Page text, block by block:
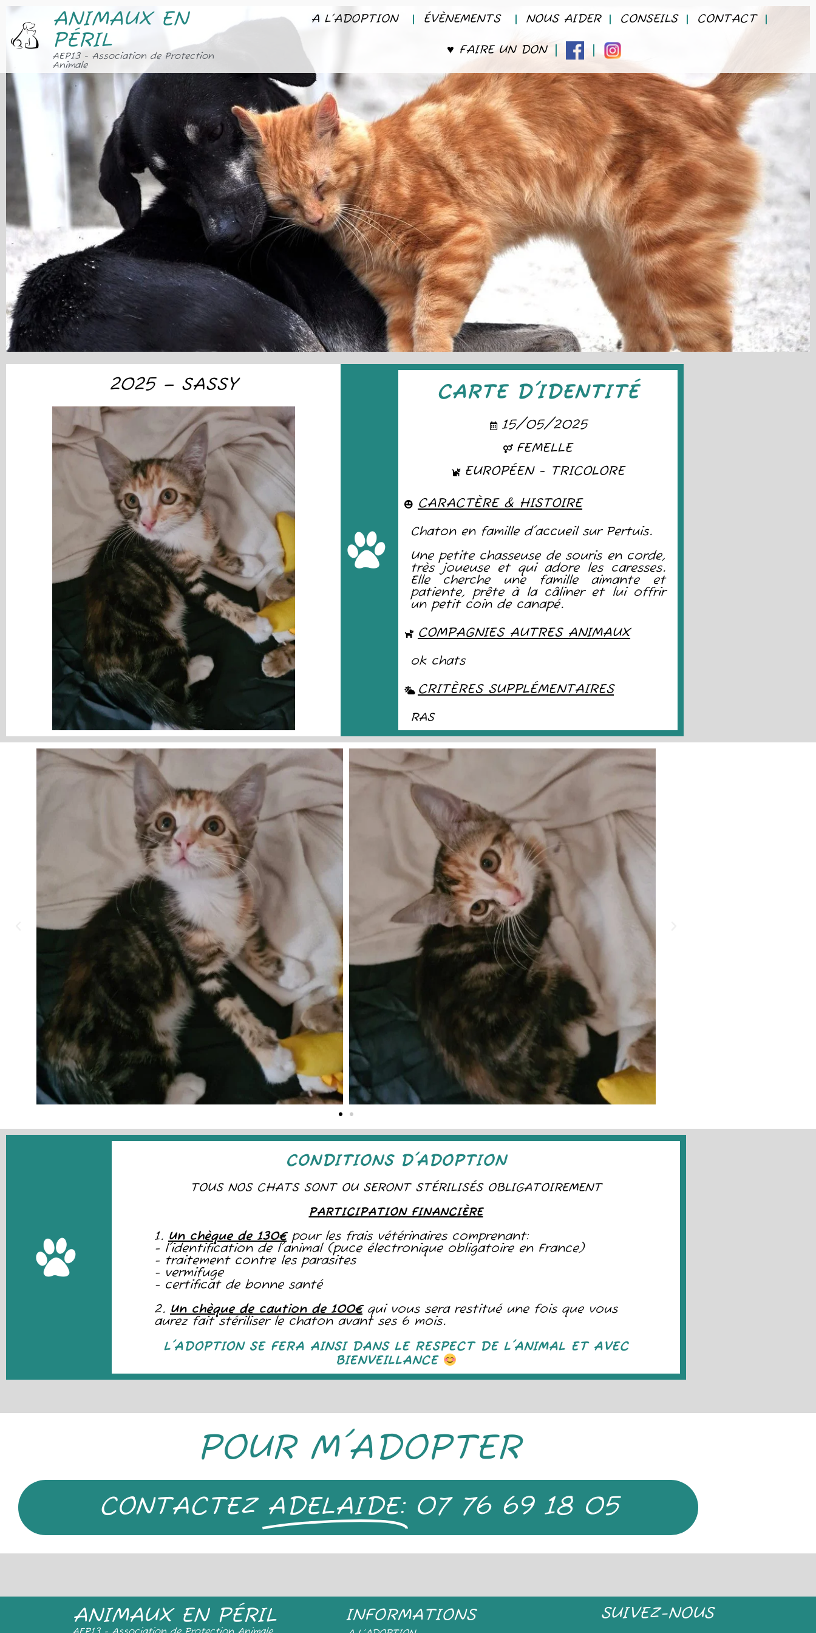
ANIMAUX EN
PÉRIL
AEP13 - Association de Protection
Animale
A L’ADOPTION ÉVÈNEMENTS NOUS AIDER CONSEILS CONTACT
♥ FAIRE UN DON FACEBOOKINSTAGRAM
2025 – SASSY CARTE D'IDENTITÉ
15/05/2025
FEMELLE
EUROPÉEN - TRICOLORE
CARACTÈRE & HISTOIRE
Chaton en famille d'accueil sur Pertuis.
Une petite chasseuse de souris en corde,
très joueuse et qui adore les caresses.
Elle cherche une famille aimante et
patiente, prête à la câliner et lui offrir
un petit coin de canapé.
COMPAGNIES AUTRES ANIMAUX
ok chats
CRITÈRES SUPPLÉMENTAIRES
RAS
CONDITIONS D'ADOPTION
TOUS NOS CHATS SONT OU SERONT STÉRILISÉS OBLIGATOIREMENT
PARTICIPATION FINANCIÈRE
1. Un chèque de 130€pour les frais vétérinaires comprenant:
- l'identification de l'animal (puce électronique obligatoire en France)
- traitement contre les parasites
- vermifuge
- certificat de bonne santé
2. Un chèque de caution de 100€ qui vous sera restitué une fois que vous
aurez fait stériliser le chaton avant ses 6 mois.
L'ADOPTION SE FERA AINSI DANS LE RESPECT DE L'ANIMAL ET AVEC
BIENVEILLANCE
POUR M'ADOPTER
CONTACTEZ ADELAIDE: 07 76 69 18 05
ANIMAUX EN PÉRIL INFORMATIONS SUIVEZ-NOUS